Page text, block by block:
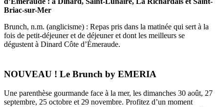
Briac-sur-Mer
Brunch, n.m. (anglicisme) : Repas pris dans la matinée qui sert à la
fois de petit-déjeuner et de déjeuner et dont les meilleurs se
dégustent à Dinard Côte d’Émeraude.
NOUVEAU ! Le Brunch by EMERIA
Une parenthèse gourmande face à la mer, les dimanches 30 août, 27
septembre, 25 octobre et 29 novembre. Profitez d’un moment